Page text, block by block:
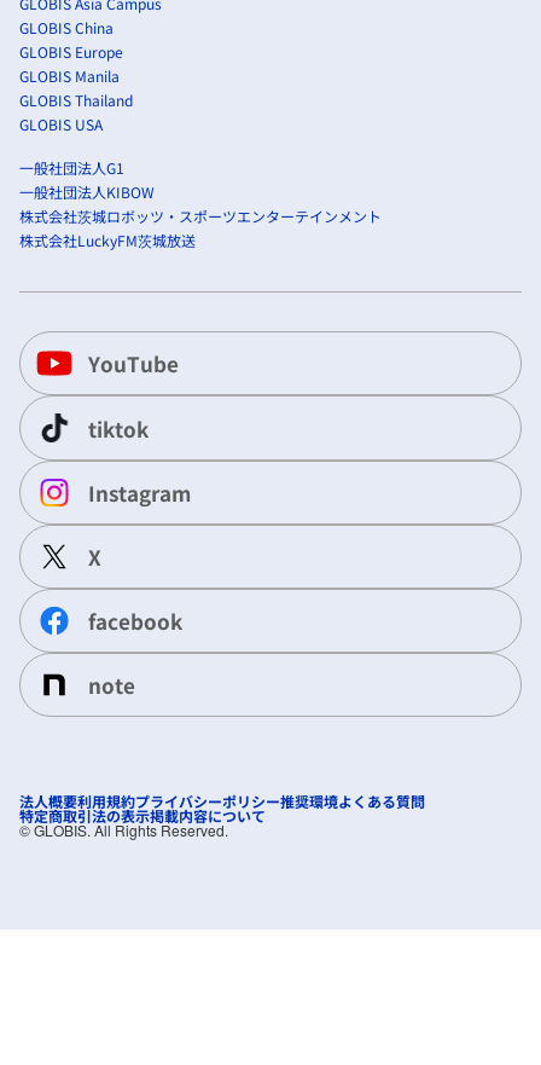
GLOBIS China
GLOBIS Europe
GLOBIS Manila
GLOBIS Thailand
GLOBIS USA
一般社団法人G1
一般社団法人KIBOW
株式会社茨城ロボッツ・スポーツエンターテインメント
株式会社LuckyFM茨城放送
YouTube
tiktok
Instagram
X
facebook
note
法人概要利用規約プライバシーポリシー推奨環境よくある質問
特定商取引法の表示掲載内容について
©︎ GLOBIS. All Rights Reserved.